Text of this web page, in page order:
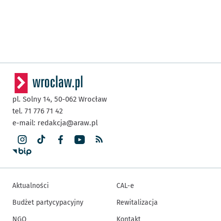
pl. Solny 14, 50-062 Wrocław
tel. 71 776 71 42
e-mail: redakcja@araw.pl
Aktualności
Budżet partycypacyjny
NGO
CAL-e
Rewitalizacja
Kontakt